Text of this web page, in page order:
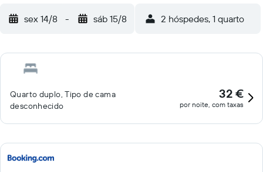
sex 14/8 - sáb 15/8 2 hóspedes, 1 quarto
Quarto duplo, Tipo de cama
desconhecido
32 €
por noite, com taxas